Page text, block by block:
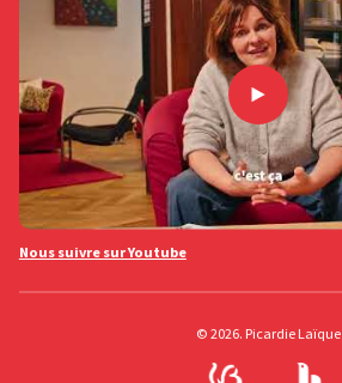
Nous suivre sur Youtube
© 2026. Picardie Laïque